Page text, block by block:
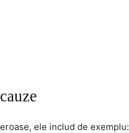
ele includ de exemplu: